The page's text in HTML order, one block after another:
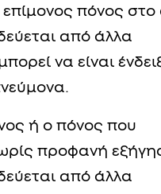
πόνος
από άλλα
να είναι
ή ο πόνος που
προφανή
από άλλα